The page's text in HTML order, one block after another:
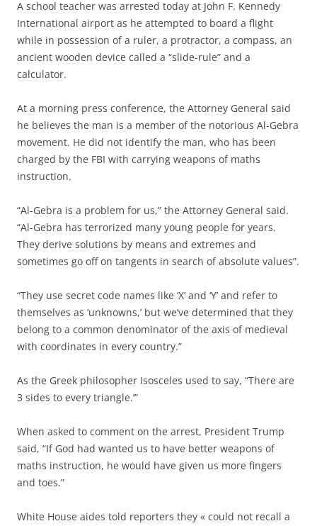
A school teacher was arrested today at John F. Kennedy
International airport as he attempted to board a flight
while in possession of a ruler, a protractor, a compass, an
ancient wooden device called a “slide-rule” and a
calculator.
At a morning press conference, the Attorney General said
he believes the man is a member of the notorious Al-Gebra
movement. He did not identify the man, who has been
charged by the FBI with carrying weapons of maths
instruction.
“Al-Gebra is a problem for us,” the Attorney General said.
“Al-Gebra has terrorized many young people for years.
They derive solutions by means and extremes and
sometimes go off on tangents in search of absolute values”.
“They use secret code names like ‘X’ and ‘Y’ and refer to
themselves as ‘unknowns,’ but we’ve determined that they
belong to a common denominator of the axis of medieval
with coordinates in every country.”
As the Greek philosopher Isosceles used to say, “There are
3 sides to every triangle.’”
When asked to comment on the arrest, President Trump
said, “If God had wanted us to have better weapons of
maths instruction, he would have given us more fingers
and toes.”
White House aides told reporters they « could not recall a